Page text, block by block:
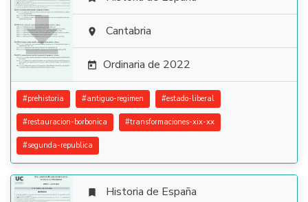
  Cantabria
 Ordinaria de 2022
#prehistoria #antiguo-regimen #estado-liberal
#restauracion-borbonica #transformaciones-xix-xx
#segunda-republica
 Historia de España